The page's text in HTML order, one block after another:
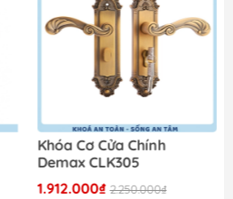
Khóa Cơ Cửa Chính
Demax CLK305
1.912.000₫ 2.250.000₫